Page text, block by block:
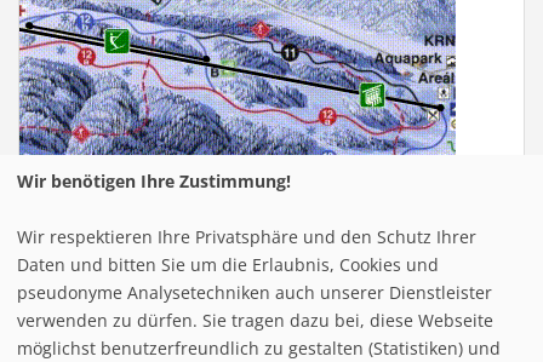
Infrastuktur Kristbergbahn - Silbertal
Loipe/Langlauf:
14,5 km
Snow tubing:
Wir benötigen Ihre Zustimmung!
Wir respektieren Ihre Privatsphäre und den Schutz Ihrer
Daten und bitten Sie um die Erlaubnis, Cookies und
pseudonyme Analysetechniken auch unserer Dienstleister
verwenden zu dürfen. Sie tragen dazu bei, diese Webseite
möglichst benutzerfreundlich zu gestalten (Statistiken) und